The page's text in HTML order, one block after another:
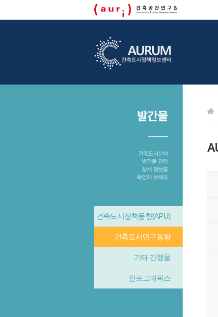
발간물
건축도시분야
발간물 관련
상세 정보를
확인해 보세요
건축도시정책동향(APU)
건축도시연구동향
기타 간행물
인포그래픽스